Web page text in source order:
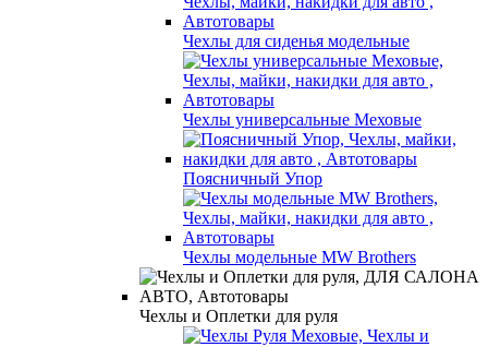
Чехлы для сиденья модельные
Чехлы универсальные Меховые
Поясничный Упор
Чехлы модельные MW Brothers
Чехлы и Оплетки для руля